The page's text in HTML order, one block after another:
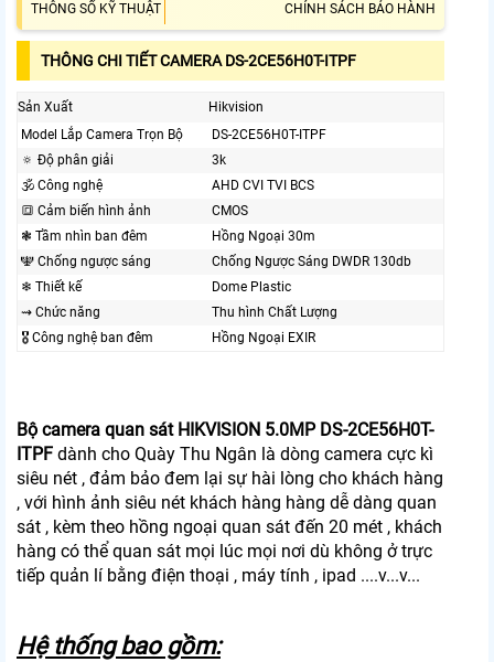
THÔNG SỐ KỸ THUẬT CHÍNH SÁCH BẢO HÀNH
THÔNG CHI TIẾT CAMERA DS-2CE56H0T-ITPF
Sản Xuất
Hikvision
Model Lắp Camera Trọn Bộ
DS-2CE56H0T-ITPF
🔅 Độ phân giải
3k
🕉️ Công nghệ
AHD CVI TVI BCS
🔳 Cảm biến hình ảnh
CMOS
❃ Tầm nhìn ban đêm
Hồng Ngoại 30m
🕎 Chống ngược sáng
Chống Ngược Sáng DWDR 130db
❄ Thiết kế
Dome Plastic
⇝ Chức năng
Thu hình Chất Lượng
🎖️ Công nghệ ban đêm
Hồng Ngoại EXIR
Bộ camera quan sát HIKVISION 5.0MP DS-2CE56H0T-
ITPF dành cho Quày Thu Ngân là dòng camera cực kì
siêu nét , đảm bảo đem lại sự hài lòng cho khách hàng
, với hình ảnh siêu nét khách hàng hàng dễ dàng quan
sát , kèm theo hồng ngoại quan sát đến 20 mét , khách
hàng có thể quan sát mọi lúc mọi nơi dù không ở trực
tiếp quản lí bằng điện thoại , máy tính , ipad ....v...v...
Hệ thống bao gồm: